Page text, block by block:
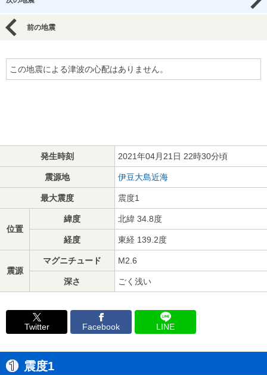
前の地震
この地震による津波の心配はありません。
発生時刻 2021年04月21日 22時30分頃
震源地 伊豆大島近海
最大震度 震度1
位置
緯度 北緯 34.8度
経度 東経 139.2度
震源
マグニチュード M2.6
深さ ごく浅い
Twitter Facebook LINE
震度1